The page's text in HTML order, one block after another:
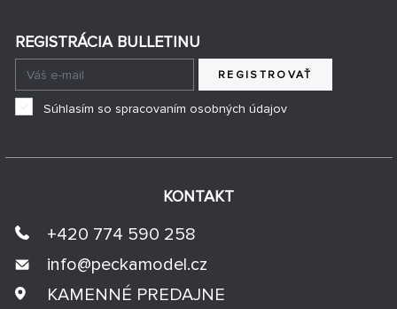
KONTAKT
+420 774 590 258
info@peckamodel.cz
KAMENNÉ PREDAJNE
REGISTRÁCIA BULLETINU
REGISTROVAŤ
Súhlasím so spracovaním osobných údajov